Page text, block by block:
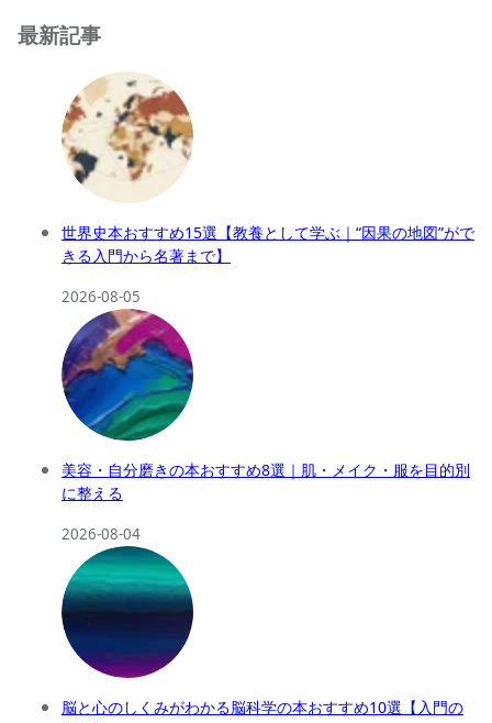
最新記事
世界史本おすすめ15選【教養として学ぶ｜“因果の地図”がで
きる入門から名著まで】
2026-08-05
美容・自分磨きの本おすすめ8選｜肌・メイク・服を目的別
に整える
2026-08-04
脳と心のしくみがわかる脳科学の本おすすめ10選【入門の